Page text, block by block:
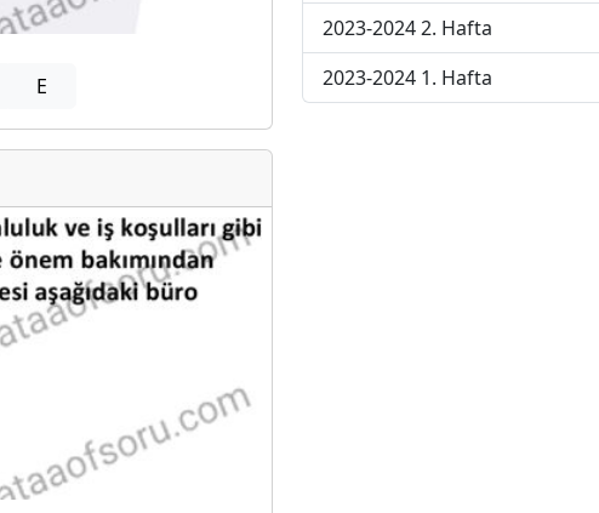
E
2023-2024 2. Hafta
2023-2024 1. Hafta